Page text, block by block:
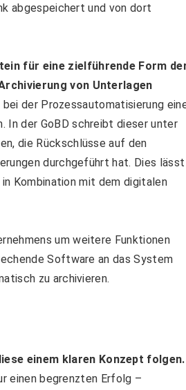
abgespeichert und von dort
für eine zielführende Form
von Unterlagen
der Prozessautomatisierung
In der GoBD schreibt dieser unter
die Rückschlüsse auf den
durchgeführt hat. Dies lässt
Kombination mit dem digitalen
um weitere Funktionen
Software an das System
zu archivieren.
einem klaren Konzept folgen.
einen begrenzten Erfolg –